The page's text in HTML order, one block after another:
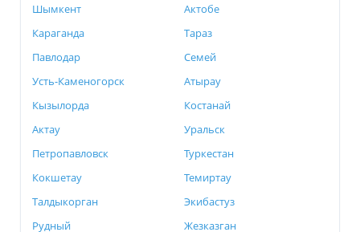
Шымкент
Актобе
Караганда
Тараз
Павлодар
Семей
Усть-Каменогорск
Атырау
Кызылорда
Костанай
Актау
Уральск
Петропавловск
Туркестан
Кокшетау
Темиртау
Талдыкорган
Экибастуз
Рудный
Жезказган